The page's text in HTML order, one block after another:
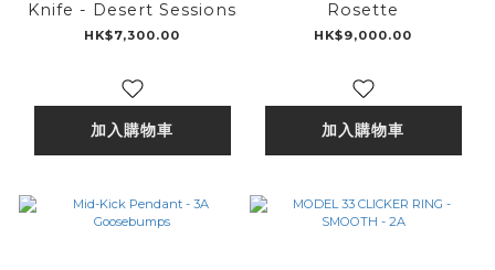
Knife - Desert Sessions
HK$7,300.00
加入購物車
Rosette
HK$9,000.00
加入購物車